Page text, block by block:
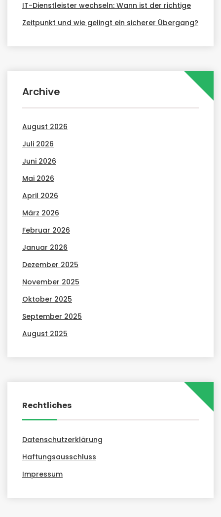
IT-Dienstleister wechseln: Wann ist der richtige
Zeitpunkt und wie gelingt ein sicherer Übergang?
Archive
August 2026
Juli 2026
Juni 2026
Mai 2026
April 2026
März 2026
Februar 2026
Januar 2026
Dezember 2025
November 2025
Oktober 2025
September 2025
August 2025
Rechtliches
Datenschutzerklärung
Haftungsausschluss
Impressum